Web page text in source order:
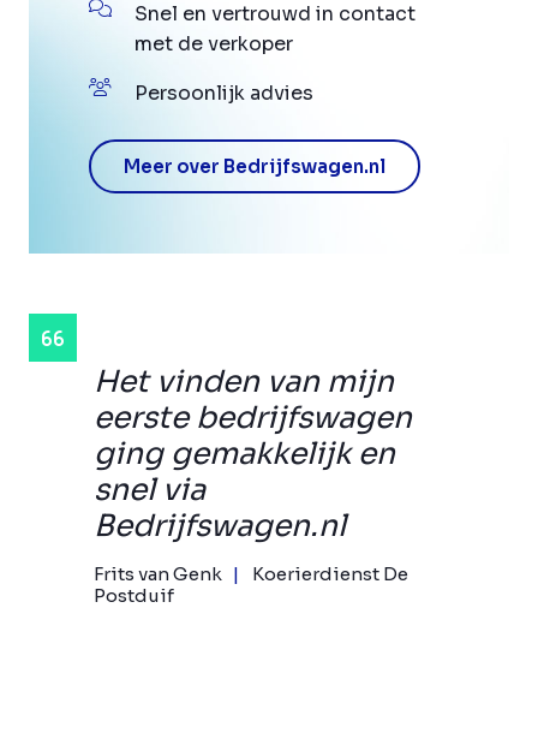
Het vinden van mijn
eerste bedrijfswagen
ging gemakkelijk en
snel via
Bedrijfswagen.nl
Frits van Genk
Koerierdienst De
Postduif
Snel en vertrouwd in contact
met de verkoper
Persoonlijk advies
Meer over Bedrijfswagen.nl